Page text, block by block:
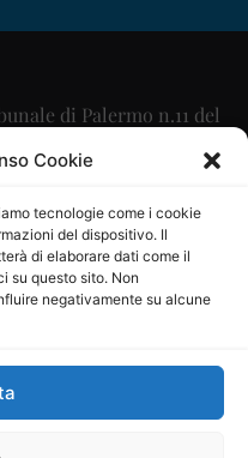
Cookie
tecnologie come i cookie
del dispositivo. Il
di elaborare dati come il
su questo sito. Non
negativamente su alcune
di Palermo n.11 del
Scaglione
Maria Calabrese
Cooperativa a r.l. è
di Comunicazione al